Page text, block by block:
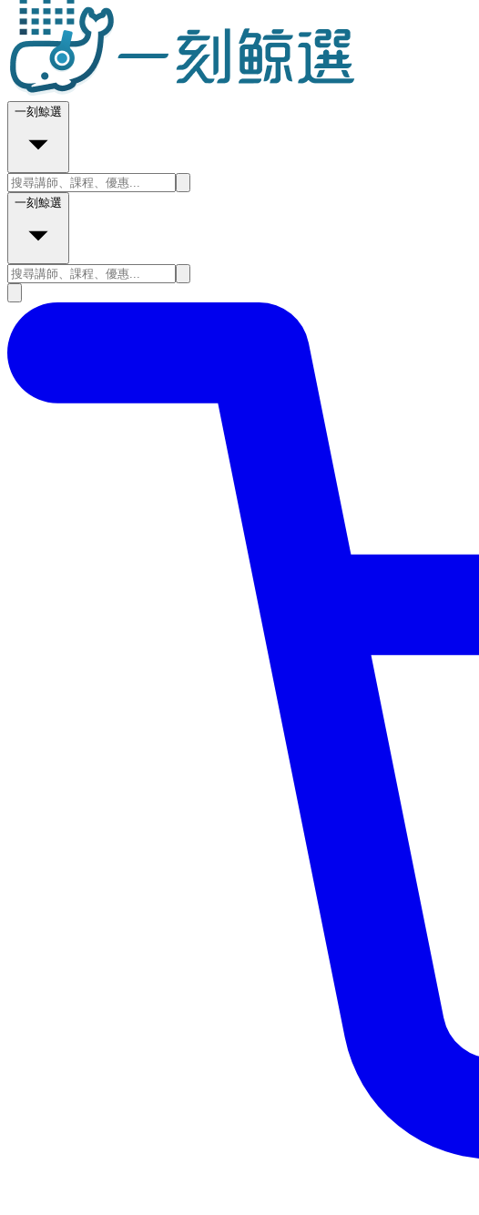
一刻鯨選
一刻鯨選